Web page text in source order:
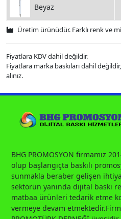
Beyaz
Üretim ürünüdür. Farklı renk ve
Fiyatlara KDV dahil değildir.
Fiyatlara marka baskıları dahil
alınız.
BHG PROMOSYON firmamız
olup başlangıçta baskılı
sunmakla beraber gelişen
sektörün yanında dijital baskı
matbaa ürünleri tedarik etme
vermeye devam